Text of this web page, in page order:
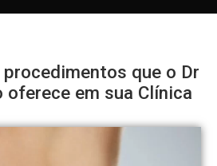
que o Dr
oferece em sua Clínica